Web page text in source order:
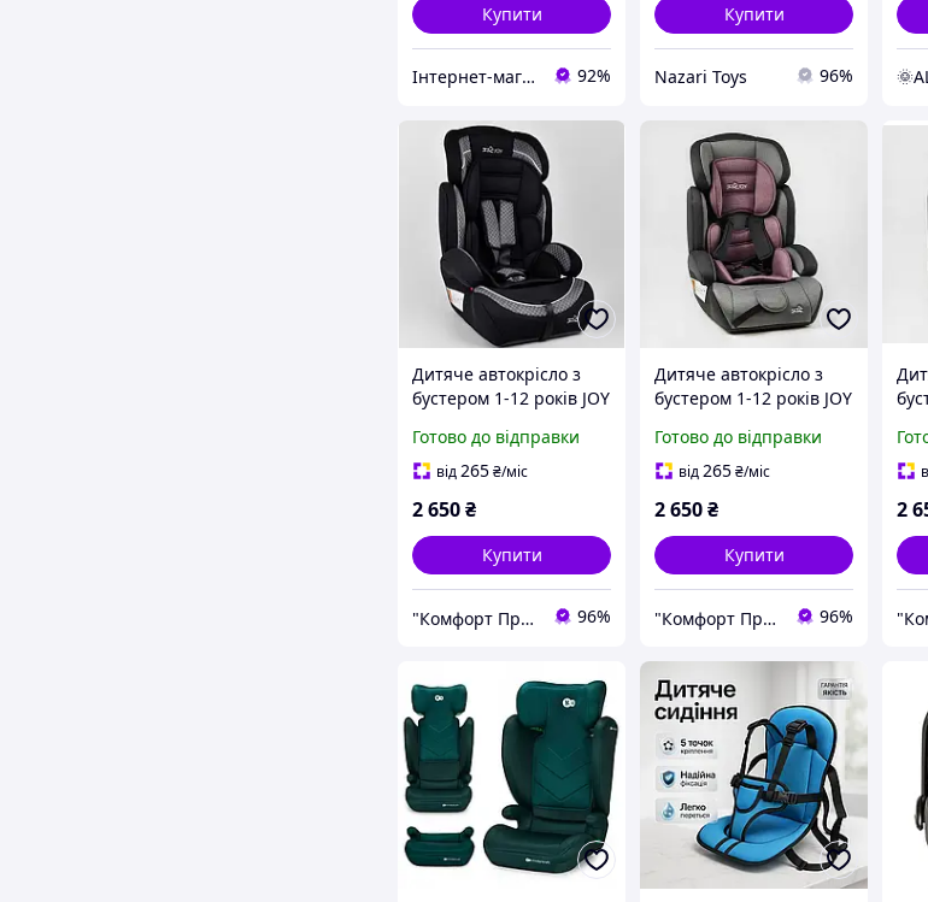
Купити
Інтернет-магазин дитячих товарів та товарів для дому "Твій Кіндер" 92%
Купити
Nazari Toys 96%
Дитяче автокрісло з
бустером 1-12 років JOY
дитини від 9-36 кг, сіре
Готово до відправки
від265₴/міс
2 650₴
Купити
"Комфорт Продукт" 96%
Дитяче автокрісло з
бустером 1-12 років JOY
вага дитини від 9-36 кг,
сіро-рожевий
Готово до відправки
від265₴/міс
2 650₴
Купити
"Комфорт Продукт" 96%
2